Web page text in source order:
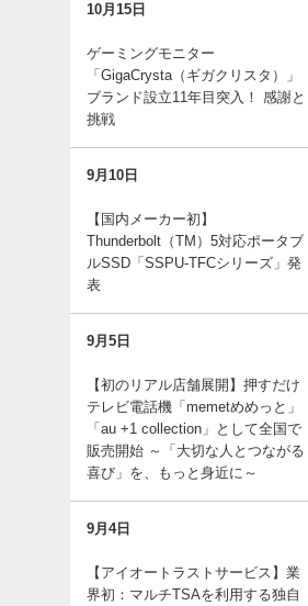
10月15日
ゲーミングモニター
「GigaCrysta（ギガクリスタ）」
ブランド設立11年目突入！ 感謝と
挑戦
9月10日
【国内メーカー初】
Thunderbolt（TM）5対応ポータブ
ルSSD「SSPU-TFCシリーズ」発
表
9月5日
【初のリアル店舗展開】押すだけ
テレビ電話機「memetめめっと」
「au +1 collection」として全国で
販売開始 ～「大切な人とつながる
喜び」を、もっと身近に～
9月4日
【アイオートラストサービス】業
界初：マルチTSAを利用する独自